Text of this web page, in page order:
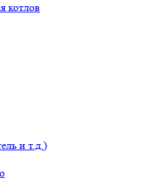
котлов
и т.д.)